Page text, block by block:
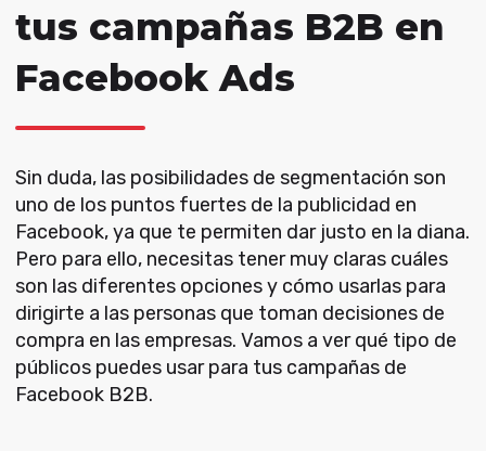
tus campañas B2B en
Facebook Ads
Sin duda, las posibilidades de segmentación son
uno de los puntos fuertes de la publicidad en
Facebook, ya que te permiten dar justo en la diana.
Pero para ello, necesitas tener muy claras cuáles
son las diferentes opciones y cómo usarlas para
dirigirte a las personas que toman decisiones de
compra en las empresas. Vamos a ver qué tipo de
públicos puedes usar para tus campañas de
Facebook B2B.